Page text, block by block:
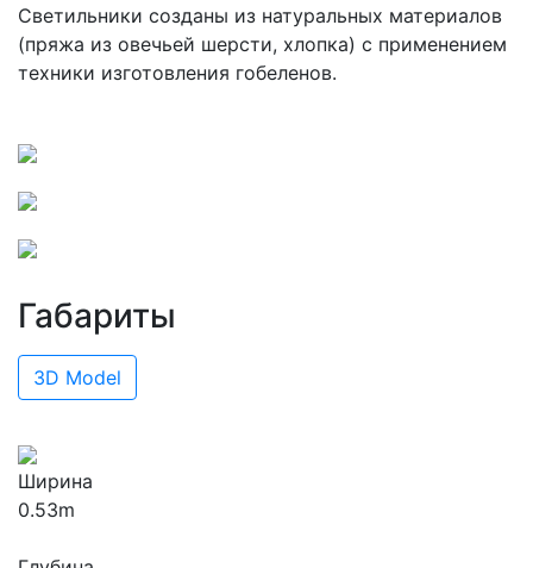
Светильники созданы из натуральных материалов
(пряжа из овечьей шерсти, хлопка) с применением
техники изготовления гобеленов.
Габариты
3D Model
Ширина
0.53m